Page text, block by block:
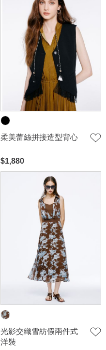
柔美蕾絲拼接造型背心
$1,880
光影交織雪紡假兩件式
洋裝